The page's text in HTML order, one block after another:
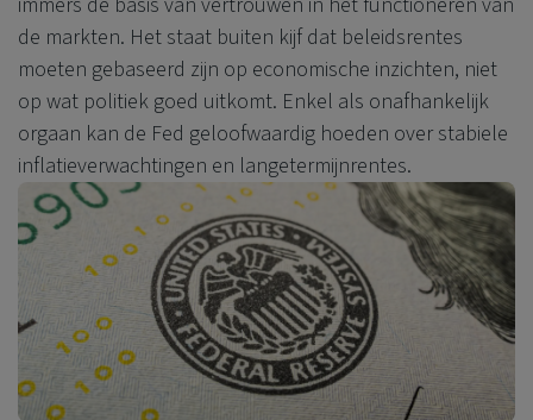
de markten. Het staat buiten kijf dat beleidsrentes
moeten gebaseerd zijn op economische inzichten, niet
op wat politiek goed uitkomt. Enkel als onafhankelijk
orgaan kan de Fed geloofwaardig hoeden over stabiele
inflatieverwachtingen en langetermijnrentes.